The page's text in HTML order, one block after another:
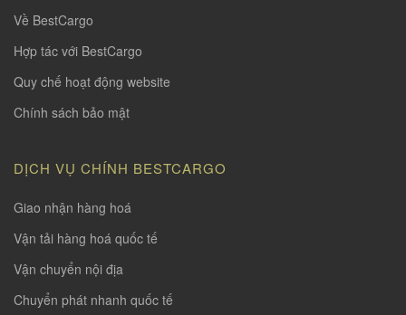
Về BestCargo
Hợp tác với BestCargo
Quy chế hoạt động website
Chính sách bảo mật
DỊCH VỤ CHÍNH BESTCARGO
Giao nhận hàng hoá
Vận tải hàng hoá quốc tế
Vận chuyển nội địa
Chuyển phát nhanh quốc tế